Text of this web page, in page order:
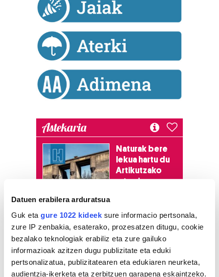
Datuen erabilera arduratsua
Guk eta gure 1022 kideek sure informacio pertsonala,
zure IP zenbakia, esaterako, prozesatzen ditugu, cookie
bezalako teknologiak erabiliz eta zure gailuko
informazioak azitzen dugu publizitate eta eduki
pertsonalizatua, publizitatearen eta edukiaren neurketa,
audientzia-ikerketa eta zerbitzuen garapena eskaintzeko.
Astekaria
Naturak bere
lekua hartu du
Artikutzako
urtegian
HARTU HITZA
Azken egunetako irakurrienak